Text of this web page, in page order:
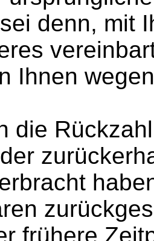
denn, mit
Ihnen
die
frühere